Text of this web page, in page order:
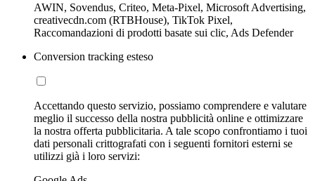
AWIN, Sovendus, Criteo, Meta-Pixel, Microsoft Advertising,
creativecdn.com (RTBHouse), TikTok Pixel,
Raccomandazioni di prodotti basate sui clic, Ads Defender
Conversion tracking esteso
Accettando questo servizio, possiamo comprendere e valutare
meglio il successo della nostra pubblicità online e ottimizzare
la nostra offerta pubblicitaria. A tale scopo confrontiamo i tuoi
dati personali crittografati con i seguenti fornitori esterni se
utilizzi già i loro servizi: